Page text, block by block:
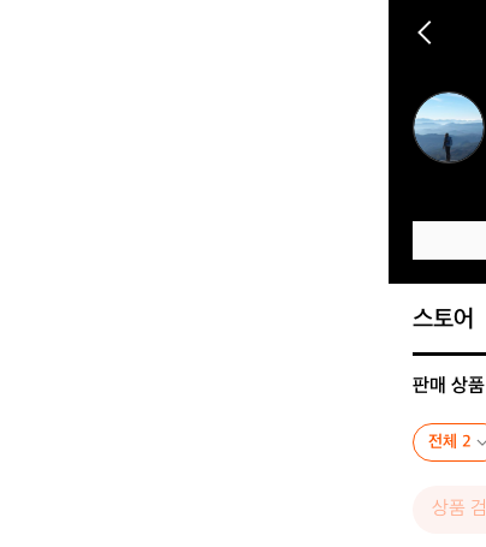
열
정
적
린
2
4
1
9
스토어
판매 상품
전체 2